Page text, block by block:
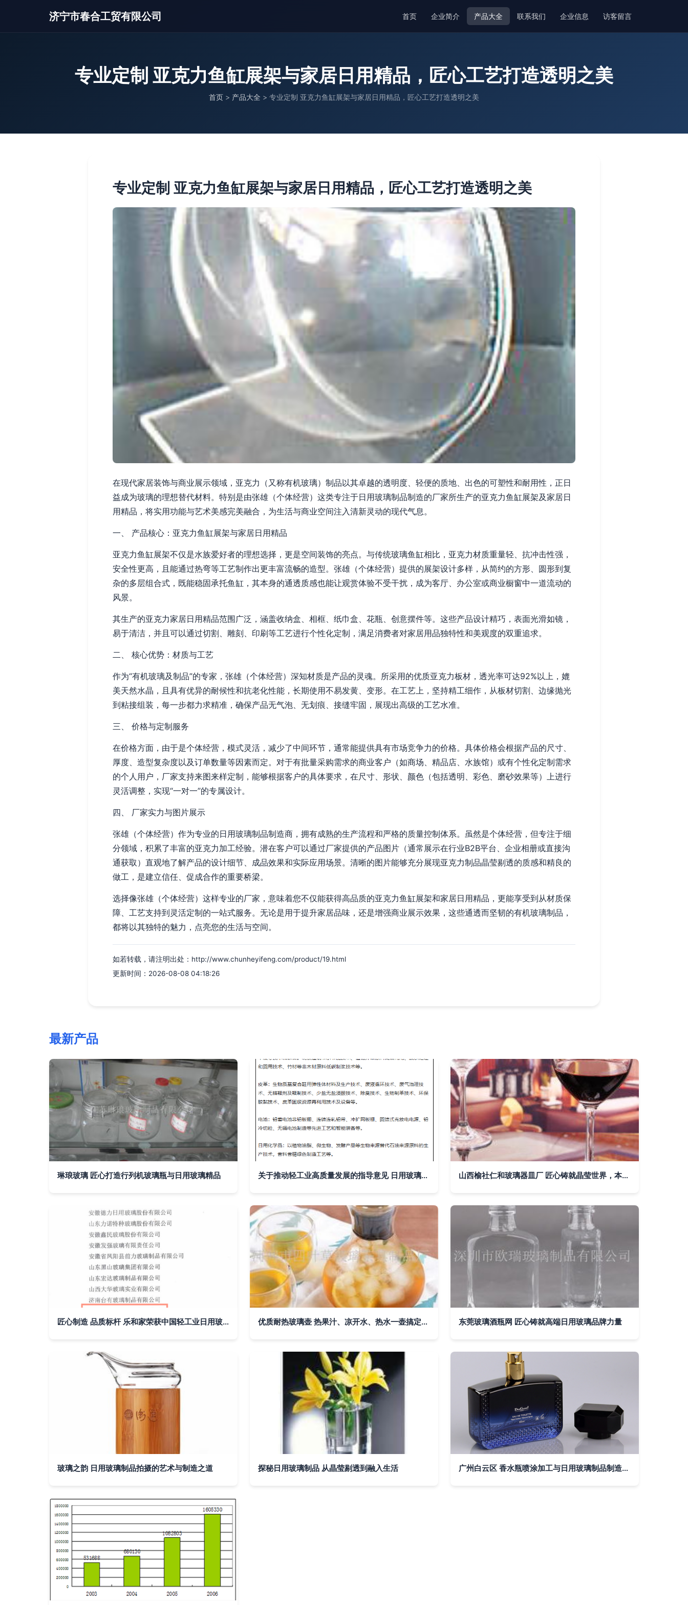
济宁市春合工贸有限公司 首页 企业简介 产品大全 联系我们 企业信息 访客留言
专业定制 亚克力鱼缸展架与家居日用精品，匠心工艺打造透明之美
首页 > 产品大全 > 专业定制 亚克力鱼缸展架与家居日用精品，匠心工艺打造透明之美
专业定制 亚克力鱼缸展架与家居日用精品，匠心工艺打造透明之美
在现代家居装饰与商业展示领域，亚克力（又称有机玻璃）制品以其卓越的透明度、轻便的质地、出色的可塑性和耐用性，正日
益成为玻璃的理想替代材料。特别是由张雄（个体经营）这类专注于日用玻璃制品制造的厂家所生产的亚克力鱼缸展架及家居日
用精品，将实用功能与艺术美感完美融合，为生活与商业空间注入清新灵动的现代气息。
一、 产品核心：亚克力鱼缸展架与家居日用精品
亚克力鱼缸展架不仅是水族爱好者的理想选择，更是空间装饰的亮点。与传统玻璃鱼缸相比，亚克力材质重量轻、抗冲击性强，
安全性更高，且能通过热弯等工艺制作出更丰富流畅的造型。张雄（个体经营）提供的展架设计多样，从简约的方形、圆形到复
杂的多层组合式，既能稳固承托鱼缸，其本身的通透质感也能让观赏体验不受干扰，成为客厅、办公室或商业橱窗中一道流动的
风景。
其生产的亚克力家居日用精品范围广泛，涵盖收纳盒、相框、纸巾盒、花瓶、创意摆件等。这些产品设计精巧，表面光滑如镜，
易于清洁，并且可以通过切割、雕刻、印刷等工艺进行个性化定制，满足消费者对家居用品独特性和美观度的双重追求。
二、 核心优势：材质与工艺
作为“有机玻璃及制品”的专家，张雄（个体经营）深知材质是产品的灵魂。所采用的优质亚克力板材，透光率可达92%以上，媲
美天然水晶，且具有优异的耐候性和抗老化性能，长期使用不易发黄、变形。在工艺上，坚持精工细作，从板材切割、边缘抛光
到粘接组装，每一步都力求精准，确保产品无气泡、无划痕、接缝牢固，展现出高级的工艺水准。
三、 价格与定制服务
在价格方面，由于是个体经营，模式灵活，减少了中间环节，通常能提供具有市场竞争力的价格。具体价格会根据产品的尺寸、
厚度、造型复杂度以及订单数量等因素而定。对于有批量采购需求的商业客户（如商场、精品店、水族馆）或有个性化定制需求
的个人用户，厂家支持来图来样定制，能够根据客户的具体要求，在尺寸、形状、颜色（包括透明、彩色、磨砂效果等）上进行
灵活调整，实现“一对一”的专属设计。
四、 厂家实力与图片展示
张雄（个体经营）作为专业的日用玻璃制品制造商，拥有成熟的生产流程和严格的质量控制体系。虽然是个体经营，但专注于细
分领域，积累了丰富的亚克力加工经验。潜在客户可以通过厂家提供的产品图片（通常展示在行业B2B平台、企业相册或直接沟
通获取）直观地了解产品的设计细节、成品效果和实际应用场景。清晰的图片能够充分展现亚克力制品晶莹剔透的质感和精良的
做工，是建立信任、促成合作的重要桥梁。
选择像张雄（个体经营）这样专业的厂家，意味着您不仅能获得高品质的亚克力鱼缸展架和家居日用精品，更能享受到从材质保
障、工艺支持到灵活定制的一站式服务。无论是用于提升家居品味，还是增强商业展示效果，这些通透而坚韧的有机玻璃制品，
都将以其独特的魅力，点亮您的生活与空间。
如若转载，请注明出处：http://www.chunheyifeng.com/product/19.html
更新时间：2026-08-08 04:18:26
最新产品
琳琅玻璃 匠心打造行列机玻璃瓶与日用玻璃精品 关于推动轻工业高质量发展的指导意见 日用玻璃制品制造的转型路径 山西榆社仁和玻璃器皿厂 匠心铸就晶莹世界，本地制造点亮品质生活
匠心制造 品质标杆 乐和家荣获中国轻工业日用玻璃制品十强企业荣誉称号 优质耐热玻璃壶 热果汁、凉开水、热水一壶搞定，河间市四叶草玻璃茶具制品厂批发优选 东莞玻璃酒瓶网 匠心铸就高端日用玻璃品牌力量
玻璃之韵 日用玻璃制品拍摄的艺术与制造之道 探秘日用玻璃制品 从晶莹剔透到融入生活 广州白云区 香水瓶喷涂加工与日用玻璃制品制造的精致融合